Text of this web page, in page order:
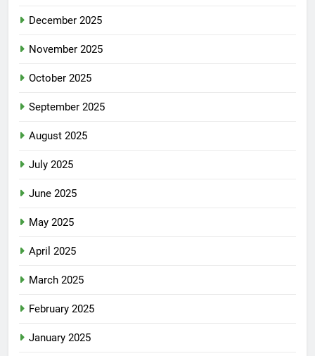
December 2025
November 2025
October 2025
September 2025
August 2025
July 2025
June 2025
May 2025
April 2025
March 2025
February 2025
January 2025